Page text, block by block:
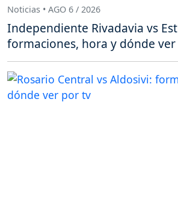
Noticias • AGO 6 / 2026
Independiente Rivadavia vs
formaciones, hora y dónde